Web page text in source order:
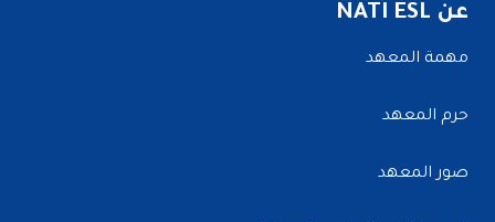
عن NATI ESL
مهمة المعهد
حرم المعهد
صور المعهد